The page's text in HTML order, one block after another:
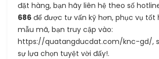
đặt hàng, bạn hãy liên hệ theo số
686 để được tư vấn kỹ hơn, phục vụ tốt
mẫu mã, bạn truy cập vào:
https://quatangducdat.com/knc-gd/,
sự lựa chọn tuyệt vời đấy!.